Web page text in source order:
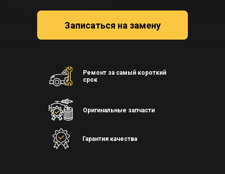
Ремонт за самый короткий
срок
Оригинальные запчасти
Гарантия качества
Записаться на замену